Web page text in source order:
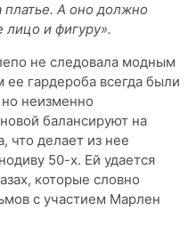
платье. А оно должно
и фигуру».
не следовала модным
гардероба всегда были
неизменно
балансируют на
что делает из нее
50-х. Ей удается
которые словно
с участием Марлен